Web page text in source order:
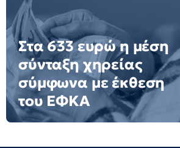
Στα 633 ευρώ η μέση
σύνταξη χηρείας
σύμφωνα με έκθεση
του ΕΦΚΑ